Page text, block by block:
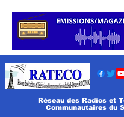
Réseau des Radios et
Communautaires du